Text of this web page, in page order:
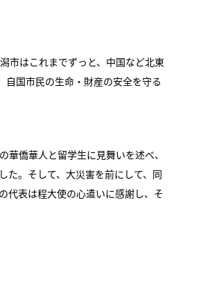
市はこれまでずっと、中国など北東
自国市民の生命・財産の安全を守る
僑華人と留学生に見舞いを述べ、
た。そして、大災害を前にして、同
代表は程大使の心遣いに感謝し、そ